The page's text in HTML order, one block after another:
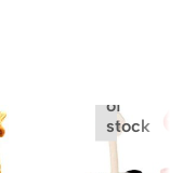
of
stock